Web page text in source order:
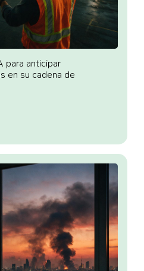
para anticipar
en su cadena de